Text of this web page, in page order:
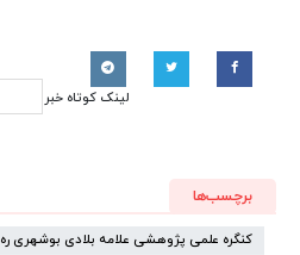
لینک کوتاه خبر
برچسب‌ها
کنگره علمی پژوهشی علامه بلادی بوشهری ره